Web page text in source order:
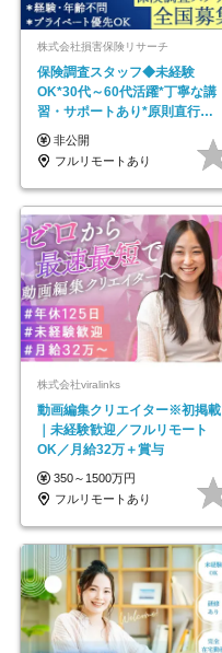
株式会社損害保険リサーチ
保険調査スタッフ◆未経験
OK*30代～60代活躍*丁寧な講
習・サポートあり*原則直行直
帰／全国募集・業務委託
非公開
フルリモートあり
株式会社viralinks
動画編集クリエイター※初掲載
｜未経験歓迎／フルリモート
OK／月給32万＋賞与
350～1500万円
フルリモートあり